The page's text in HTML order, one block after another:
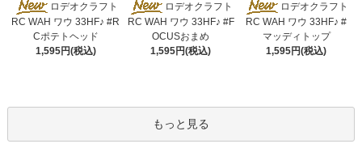
ロデオクラフト
RC WAH ワウ 33HF♪ #R
Cポテトヘッド
1,595円(税込)
ロデオクラフト
RC WAH ワウ 33HF♪ #F
OCUSおまめ
1,595円(税込)
ロデオクラフト
RC WAH ワウ 33HF♪ #
マッディトップ
1,595円(税込)
もっと見る